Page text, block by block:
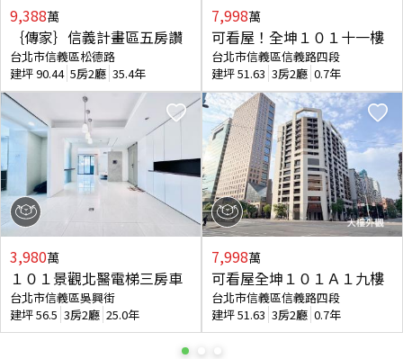
9,388萬
｛傳家｝信義計畫區五房讚
台北市信義區松德路
建坪90.44 5房2廳 35.4年
3,980萬
１０１景觀北醫電梯三房車
台北市信義區吳興街
建坪56.5 3房2廳 25.0年
7,998萬
可看屋！全坤１０１十一樓
台北市信義區信義路四段
建坪51.63 3房2廳 0.7年
7,998萬
可看屋全坤１０１Ａ１九樓
台北市信義區信義路四段
建坪51.63 3房2廳 0.7年